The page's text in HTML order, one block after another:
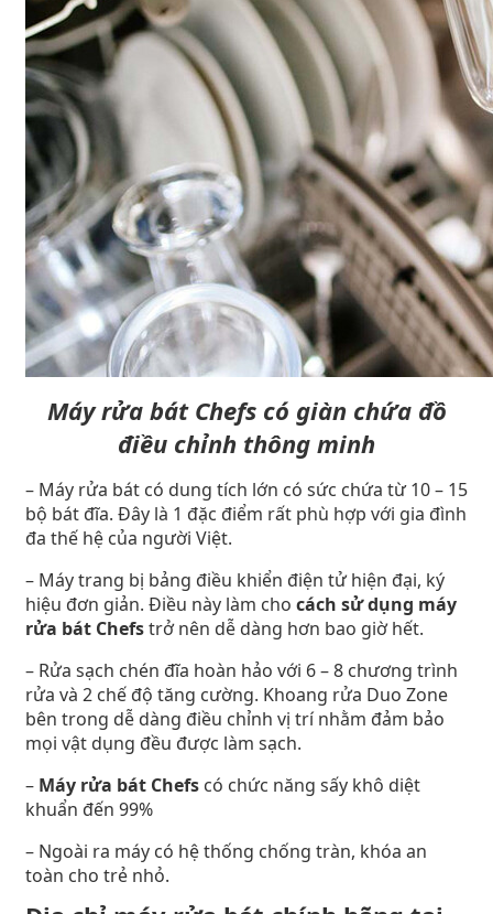
Máy rửa bát Chefs có giàn chứa đồ
điều chỉnh thông minh
– Máy rửa bát có dung tích lớn có sức chứa từ 10 – 15
bộ bát đĩa. Đây là 1 đặc điểm rất phù hợp với gia đình
đa thế hệ của người Việt.
– Máy trang bị bảng điều khiển điện tử hiện đại, ký
hiệu đơn giản. Điều này làm cho cách sử dụng máy
rửa bát Chefstrở nên dễ dàng hơn bao giờ hết.
– Rửa sạch chén đĩa hoàn hảo với 6 – 8 chương trình
rửa và 2 chế độ tăng cường. Khoang rửa Duo Zone
bên trong dễ dàng điều chỉnh vị trí nhằm đảm bảo
mọi vật dụng đều được làm sạch.
– Máy rửa bát Chefs có chức năng sấy khô diệt
khuẩn đến 99%
– Ngoài ra máy có hệ thống chống tràn, khóa an
toàn cho trẻ nhỏ.